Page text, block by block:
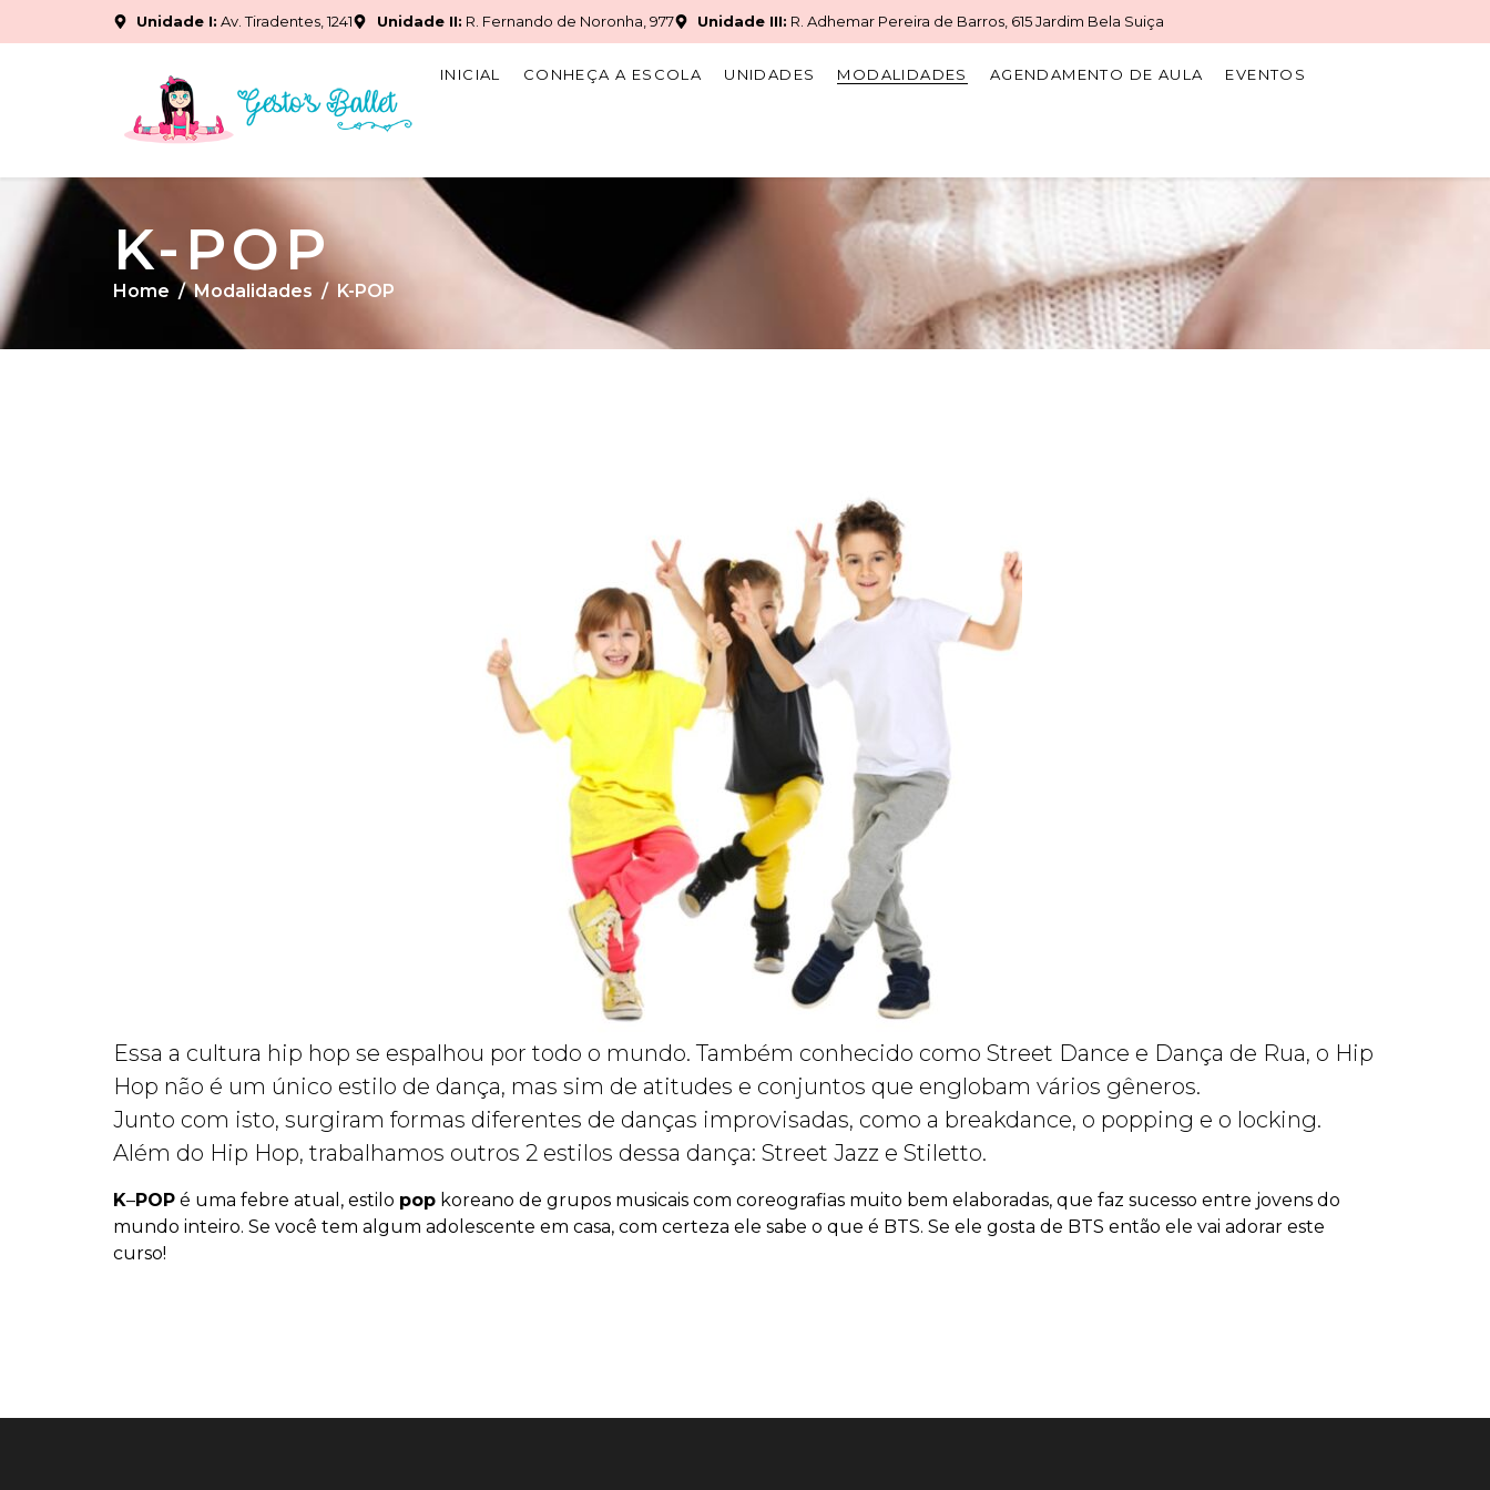
Unidade I: Av. Tiradentes, 1241 Unidade II: R. Fernando de Noronha, 977 Unidade III: R. Adhemar Pereira de Barros, 615 Jardim Bela Suiça
INICIAL CONHEÇA A ESCOLA UNIDADES MODALIDADES AGENDAMENTO DE AULA EVENTOS
K-POP
Home Modalidades K-POP
Essa a cultura hip hop se espalhou por todo o mundo. Também conhecido como Street Dance e Dança de Rua, o Hip
Hop não é um único estilo de dança, mas sim de atitudes e conjuntos que englobam vários gêneros.
Junto com isto, surgiram formas diferentes de danças improvisadas, como a breakdance, o popping e o locking.
Além do Hip Hop, trabalhamos outros 2 estilos dessa dança: Street Jazz e Stiletto.
K–POP é uma febre atual, estilo pop koreano de grupos musicais com coreografias muito bem elaboradas, que faz sucesso entre jovens do
mundo inteiro. Se você tem algum adolescente em casa, com certeza ele sabe o que é BTS. Se ele gosta de BTS então ele vai adorar este
curso!